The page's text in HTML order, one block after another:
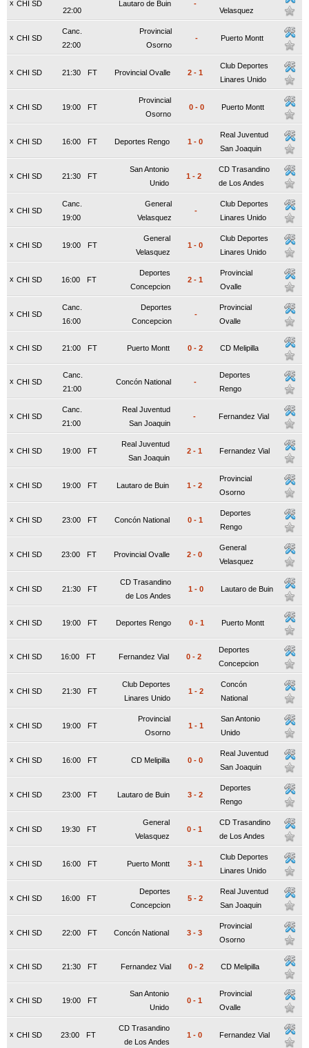
x CHI SD
22:00
Lautaro de Buin -
Velasquez
x CHI SD
Canc.
22:00
Provincial
Osorno
- Puerto Montt
x CHI SD FT
21:30 Provincial Ovalle 2 - 1
Club Deportes
Linares Unido
x CHI SD FT
19:00
Provincial
Osorno
0 - 0 Puerto Montt
x CHI SD FT
16:00 Deportes Rengo 1 - 0
Real Juventud
San Joaquin
x CHI SD FT
21:30
San Antonio
Unido
1 - 2
CD Trasandino
de Los Andes
x CHI SD
Canc.
19:00
General
Velasquez
-
Club Deportes
Linares Unido
x CHI SD FT
19:00
General
Velasquez
1 - 0
Club Deportes
Linares Unido
x CHI SD FT
16:00
Deportes
Concepcion
2 - 1
Provincial
Ovalle
x CHI SD
Canc.
16:00
Deportes
Concepcion
-
Provincial
Ovalle
x CHI SD FT
21:00 Puerto Montt 0 - 2 CD Melipilla
x CHI SD
Canc.
21:00
Concón National -
Deportes
Rengo
x CHI SD
Canc.
21:00
Real Juventud
San Joaquin
- Fernandez Vial
x CHI SD FT
19:00
Real Juventud
San Joaquin
2 - 1 Fernandez Vial
x CHI SD FT
19:00 Lautaro de Buin 1 - 2
Provincial
Osorno
x CHI SD FT
23:00 Concón National 0 - 1
Deportes
Rengo
x CHI SD FT
23:00 Provincial Ovalle 2 - 0
General
Velasquez
x CHI SD FT
21:30
CD Trasandino
de Los Andes
1 - 0 Lautaro de Buin
x CHI SD FT
19:00 Deportes Rengo 0 - 1 Puerto Montt
x CHI SD FT
16:00 Fernandez Vial 0 - 2
Deportes
Concepcion
x CHI SD FT
21:30
Club Deportes
Linares Unido
1 - 2
Concón
National
x CHI SD FT
19:00
Provincial
Osorno
1 - 1
San Antonio
Unido
x CHI SD FT
16:00 CD Melipilla 0 - 0
Real Juventud
San Joaquin
x CHI SD FT
23:00 Lautaro de Buin 3 - 2
Deportes
Rengo
x CHI SD FT
19:30
General
Velasquez
0 - 1
CD Trasandino
de Los Andes
x CHI SD FT
16:00 Puerto Montt 3 - 1
Club Deportes
Linares Unido
x CHI SD FT
16:00
Deportes
Concepcion
5 - 2
Real Juventud
San Joaquin
x CHI SD FT
22:00 Concón National 3 - 3
Provincial
Osorno
x CHI SD FT
21:30 Fernandez Vial 0 - 2 CD Melipilla
x CHI SD FT
19:00
San Antonio
Unido
0 - 1
Provincial
Ovalle
x CHI SD FT
23:00
CD Trasandino
de Los Andes
1 - 0 Fernandez Vial